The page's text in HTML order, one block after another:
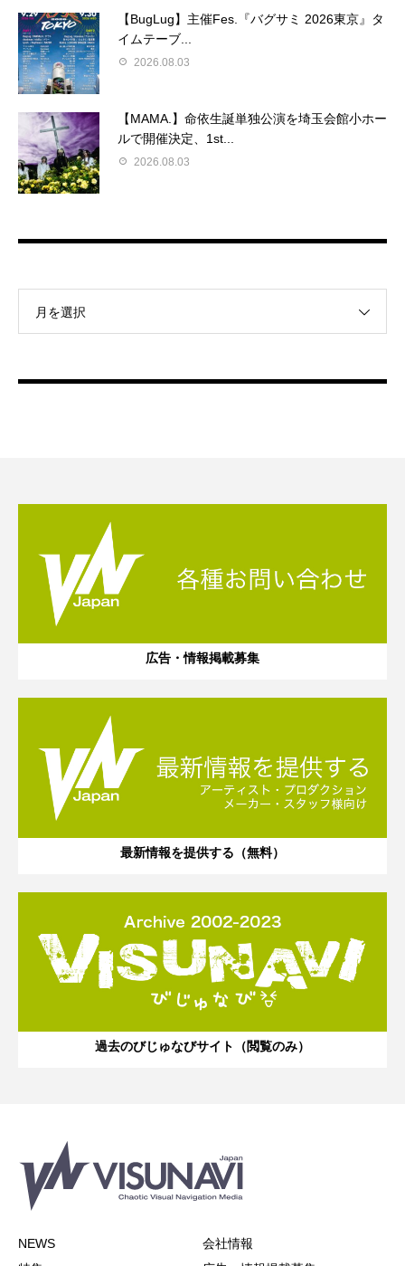
【BugLug】主催Fes.『バグサミ 2026東京』タ
イムテーブ...
2026.08.03
【MAMA.】命依生誕単独公演を埼玉会館小ホー
ルで開催決定、1st...
2026.08.03
月を選択
広告・情報掲載募集
最新情報を提供する（無料）
過去のびじゅなびサイト（閲覧のみ）
NEWS
会社情報